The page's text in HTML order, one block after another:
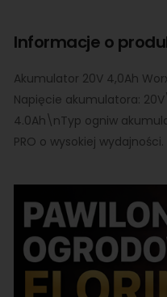
Informacje o
Akumulator 20V 4,0Ah
Napięcie akumulatora:
4.0Ah\nTyp ogniw
PRO o wysokiej wydajności.